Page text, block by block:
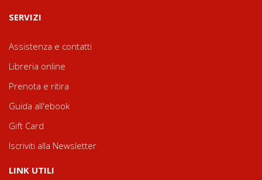
SERVIZI
Assistenza e contatti
Libreria online
Prenota e ritira
Guida all'ebook
Gift Card
Iscriviti alla Newsletter
LINK UTILI